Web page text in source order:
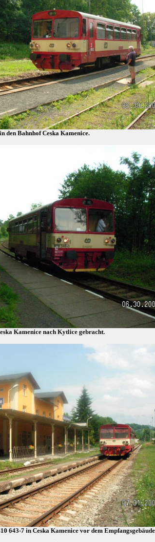
den Bahnhof Ceska Kamenice.
Kamenice nach Kytlice gebracht.
643-7 in Ceska Kamenice vor dem